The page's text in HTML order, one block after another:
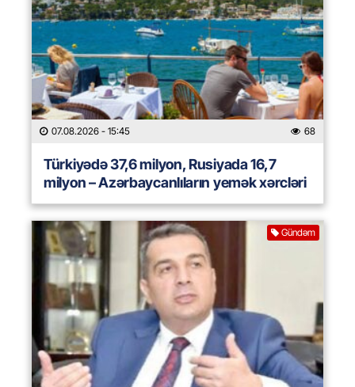
07.08.2026 - 15:45 68
Türkiyədə 37,6 milyon, Rusiyada 16,7
milyon – Azərbaycanlıların yemək xərcləri
Gündəm